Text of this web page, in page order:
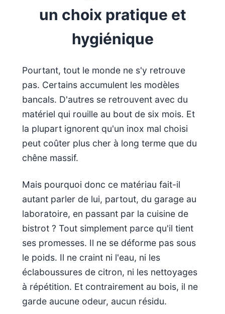
un choix pratique et
hygiénique
Pourtant, tout le monde ne s'y retrouve
pas. Certains accumulent les modèles
bancals. D'autres se retrouvent avec du
matériel qui rouille au bout de six mois. Et
la plupart ignorent qu'un inox mal choisi
peut coûter plus cher à long terme que du
chêne massif.
Mais pourquoi donc ce matériau fait-il
autant parler de lui, partout, du garage au
laboratoire, en passant par la cuisine de
bistrot ? Tout simplement parce qu'il tient
ses promesses. Il ne se déforme pas sous
le poids. Il ne craint ni l'eau, ni les
éclaboussures de citron, ni les nettoyages
à répétition. Et contrairement au bois, il ne
garde aucune odeur, aucun résidu.